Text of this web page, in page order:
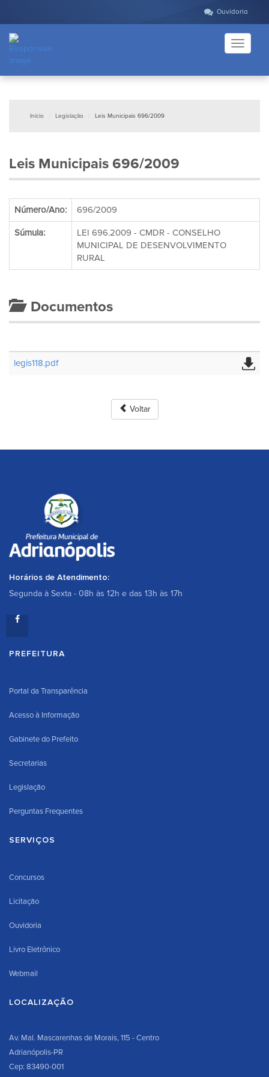
Ouvidoria
Toggle
Início Legislação Leis Municipais 696/2009
Leis Municipais 696/2009
Número/Ano: 696/2009
Súmula:
LEI 696.2009 - CMDR - CONSELHO
MUNICIPAL DE DESENVOLVIMENTO
RURAL
Documentos
legis118.pdf
Voltar
Horários de Atendimento:
Segunda à Sexta - 08h às 12h e das 13h às 17h
PREFEITURA
Portal da Transparência
Acesso à Informação
Gabinete do Prefeito
Secretarias
Legislação
Perguntas Frequentes
SERVIÇOS
Concursos
Licitação
Ouvidoria
Livro Eletrônico
Webmail
LOCALIZAÇÃO
Av. Mal. Mascarenhas de Morais, 115 - Centro
Adrianópolis-PR
Cep: 83490-001